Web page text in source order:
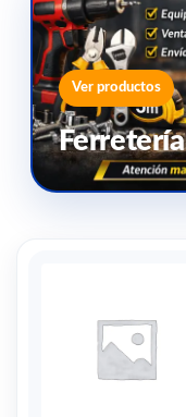
Ver productos
Ferretería